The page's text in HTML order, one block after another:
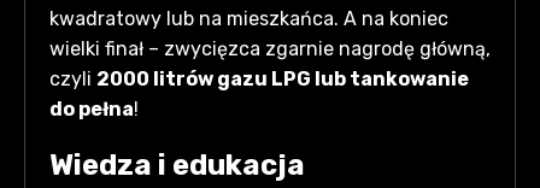
kwadratowy lub na mieszkańca. A na koniec
wielki finał – zwycięzca zgarnie nagrodę główną,
czyli 2000 litrów gazu LPG lub tankowanie
do pełna!
Wiedza i edukacja